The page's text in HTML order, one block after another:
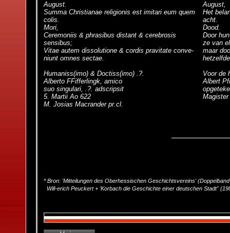
August.
Summa Christianae religionis est imitari eum quem
colis.
Mori,
Ceremoniis & phrasibus distant & cerebrosis
sensibus;
Vitae autem dissolutione & cordis pravitate conve-
niunt omnes sectae.
Humaniss(imo) & Doctiss(imo) .?.
Alberto FFifferlingk, amico
suo singulari, .?. adscripsit
5. Martii Ao 622
M. Josias Macrander pr.cl.
August,
Het
acht.
Dood.
Door
ze van
maar
Voor de
Albert
* Bron: 'Mitteilungen des Oberhessischen Geschichtsvereins'
Will-erich Peuckert + 'Korbach die Geschichte einer deutschen Stadt"